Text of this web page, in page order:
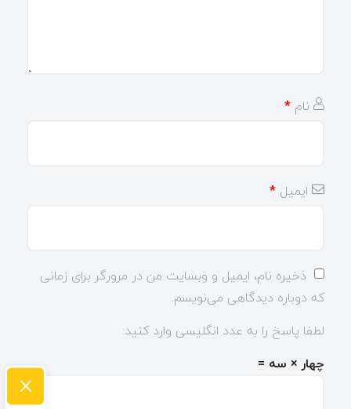
نام *
ایمیل *
ذخیره نام، ایمیل و وبسایت من در مرورگر برای زمانی
که دوباره دیدگاهی می‌نویسم.
لطفا پاسخ را به عدد انگلیسی وارد کنید:
چهار × سه =
×